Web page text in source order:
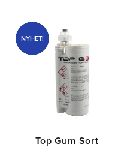
Top Gum Sort
NYHET!